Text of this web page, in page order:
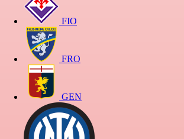
FIO
FRO
GEN